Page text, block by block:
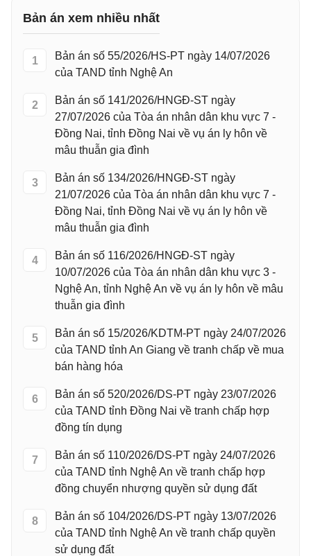
Bản án xem nhiều nhất
1
Bản án số 55/2026/HS-PT ngày 14/07/2026
của TAND tỉnh Nghệ An
2
Bản án số 141/2026/HNGĐ-ST ngày
27/07/2026 của Tòa án nhân dân khu vực 7 -
Đồng Nai, tỉnh Đồng Nai về vụ án ly hôn về
mâu thuẫn gia đình
3
Bản án số 134/2026/HNGĐ-ST ngày
21/07/2026 của Tòa án nhân dân khu vực 7 -
Đồng Nai, tỉnh Đồng Nai về vụ án ly hôn về
mâu thuẫn gia đình
4
Bản án số 116/2026/HNGĐ-ST ngày
10/07/2026 của Tòa án nhân dân khu vực 3 -
Nghệ An, tỉnh Nghệ An về vụ án ly hôn về mâu
thuẫn gia đình
5
Bản án số 15/2026/KDTM-PT ngày 24/07/2026
của TAND tỉnh An Giang về tranh chấp về mua
bán hàng hóa
6
Bản án số 520/2026/DS-PT ngày 23/07/2026
của TAND tỉnh Đồng Nai về tranh chấp hợp
đồng tín dụng
7
Bản án số 110/2026/DS-PT ngày 24/07/2026
của TAND tỉnh Nghệ An về tranh chấp hợp
đồng chuyển nhượng quyền sử dụng đất
8
Bản án số 104/2026/DS-PT ngày 13/07/2026
của TAND tỉnh Nghệ An về tranh chấp quyền
sử dụng đất